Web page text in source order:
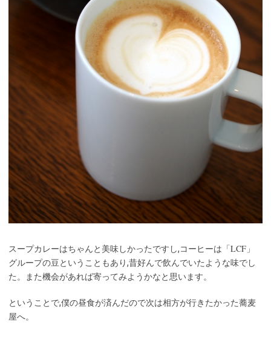
スープカレーはちゃんと美味しかったですし,コーヒーは「LCF 」
グループの豆ということもあり,昔好んで飲んでいたような味でし
た。また機会があれば寄ってみようかなと思います。
ということで,僕の昼食が済んだので次は相方が行きたかった蕎麦
屋へ。